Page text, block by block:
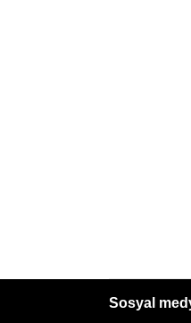
Sosyal